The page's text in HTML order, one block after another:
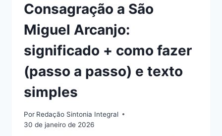
Consagração a São
Miguel Arcanjo:
significado + como fazer
(passo a passo) e texto
simples
Por Redação Sintonia Integral
30 de janeiro de 2026